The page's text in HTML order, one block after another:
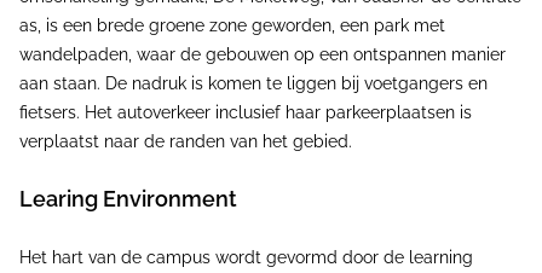
as, is een brede groene zone geworden, een park met
wandelpaden, waar de gebouwen op een ontspannen manier
aan staan. De nadruk is komen te liggen bij voetgangers en
fietsers. Het autoverkeer inclusief haar parkeerplaatsen is
verplaatst naar de randen van het gebied.
Learing Environment
Het hart van de campus wordt gevormd door de learning